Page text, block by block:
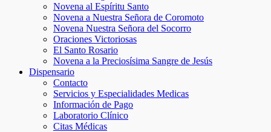
Novena al Espíritu Santo
Novena a Nuestra Señora de Coromoto
Novena Nuestra Señora del Socorro
Oraciones Victoriosas
El Santo Rosario
Novena a la Preciosísima Sangre de Jesús
Dispensario
Contacto
Servicios y Especialidades Medicas
Información de Pago
Laboratorio Clínico
Citas Médicas